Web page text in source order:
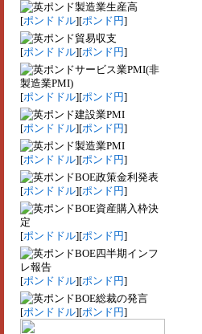
製造業生産高
[ポンドドル][ポンド円]
貿易収支
[ポンドドル][ポンド円]
サービス業PMI(非
製造業PMI)
[ポンドドル][ポンド円]
建設業PMI
[ポンドドル][ポンド円]
製造業PMI
[ポンドドル][ポンド円]
BOE政策金利発表
[ポンドドル][ポンド円]
BOE資産購入枠決
定
[ポンドドル][ポンド円]
BOE四半期インフ
レ報告
[ポンドドル][ポンド円]
BOE総裁の発言
[ポンドドル][ポンド円]